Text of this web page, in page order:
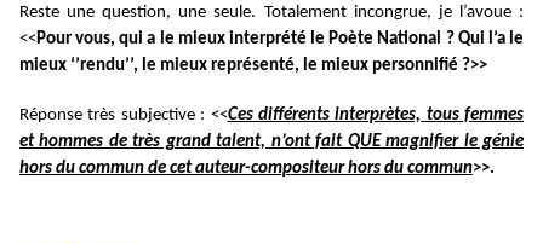
Reste une question, une seule. Totalement incongrue, je l’avoue :
<<Pour vous, qui a le mieux interprété le Poète National ? Qui l’a le
mieux ‘’rendu’’, le mieux représenté, le mieux personnifié ?>>
Réponse très subjective : <<Ces différents interprètes, tous femmes
et hommes de très grand talent, n’ont fait QUE magnifier le génie
hors du commun de cet auteur-compositeur hors du commun>>.